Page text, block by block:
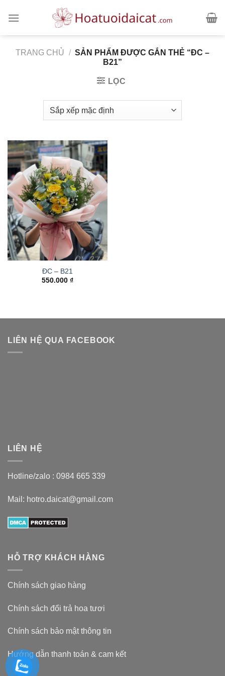
TRANG CHỦ / SẢN PHẨM ĐƯỢC GẮN THẺ “ĐC –
B21”
LỌC
ĐC – B21
550.000 ₫
LIÊN HỆ QUA FACEBOOK
LIÊN HỆ
Hotline/zalo : 0984 665 339
Mail: hotro.daicat@gmail.com
HỖ TRỢ KHÁCH HÀNG
Chính sách giao hàng
Chính sách đổi trả hoa tươi
Chính sách bảo mật thông tin
Hướng dẫn thanh toán & cam kết